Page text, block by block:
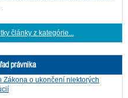
články z kategórie...
právnika
Zákona o ukončení niektorých